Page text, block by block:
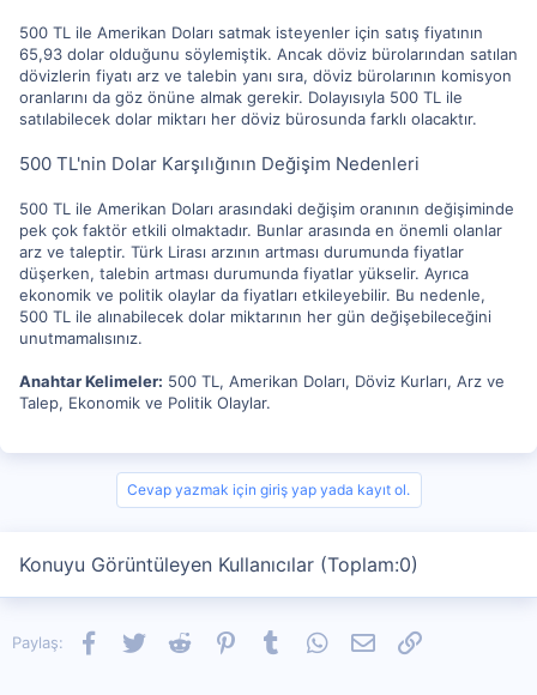
500 TL ile Amerikan Doları satmak isteyenler için satış fiyatının
65,93 dolar olduğunu söylemiştik. Ancak döviz bürolarından satılan
dövizlerin fiyatı arz ve talebin yanı sıra, döviz bürolarının komisyon
oranlarını da göz önüne almak gerekir. Dolayısıyla 500 TL ile
satılabilecek dolar miktarı her döviz bürosunda farklı olacaktır.
500 TL'nin Dolar Karşılığının Değişim Nedenleri
500 TL ile Amerikan Doları arasındaki değişim oranının değişiminde
pek çok faktör etkili olmaktadır. Bunlar arasında en önemli olanlar
arz ve taleptir. Türk Lirası arzının artması durumunda fiyatlar
düşerken, talebin artması durumunda fiyatlar yükselir. Ayrıca
ekonomik ve politik olaylar da fiyatları etkileyebilir. Bu nedenle,
500 TL ile alınabilecek dolar miktarının her gün değişebileceğini
unutmamalısınız.
Anahtar Kelimeler: 500 TL, Amerikan Doları, Döviz Kurları, Arz ve
Talep, Ekonomik ve Politik Olaylar.
Cevap yazmak için giriş yap yada kayıt ol.
Konuyu Görüntüleyen Kullanıcılar (Toplam:0)
Paylaş: Facebook
TwitterReddit PinterestTumblrWhatsApp
E-postaLink